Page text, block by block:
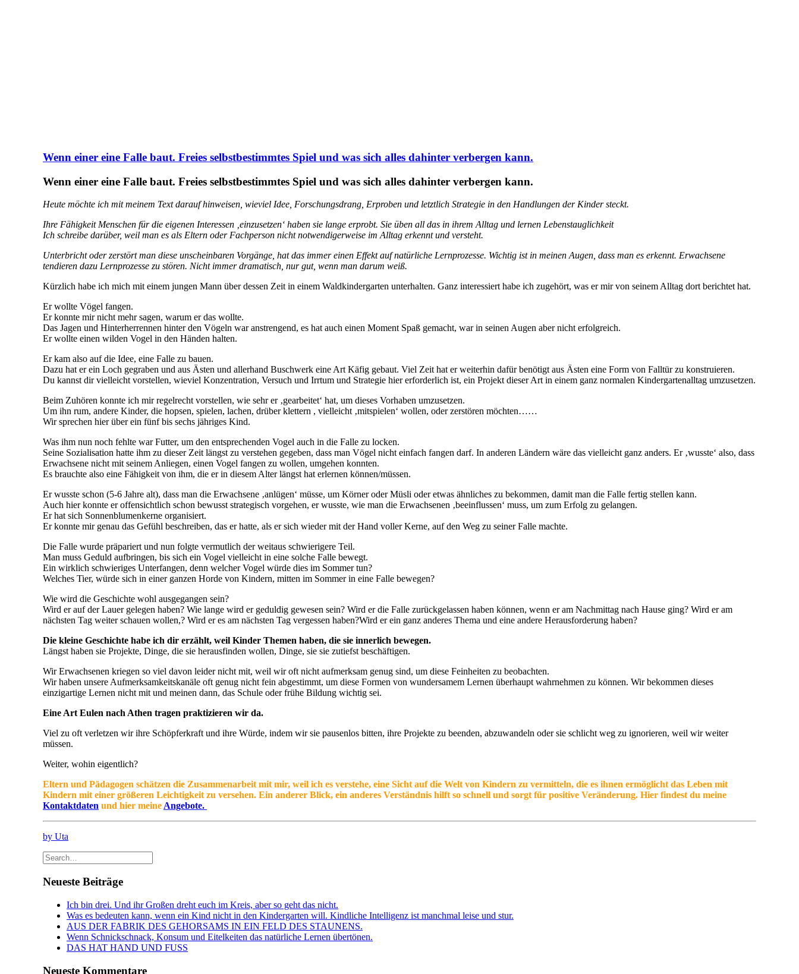
Wenn einer eine Falle baut. Freies selbstbestimmtes Spiel und was sich alles dahinter verbergen kann.
Wenn einer eine Falle baut. Freies selbstbestimmtes Spiel und was sich alles dahinter verbergen kann.
Heute möchte ich mit meinem Text darauf hinweisen, wieviel Idee, Forschungsdrang, Erproben und letztlich Strategie in den Handlungen der Kinder steckt.
Ihre Fähigkeit Menschen für die eigenen Interessen ‚einzusetzen‘ haben sie lange erprobt. Sie üben all das in ihrem Alltag und lernen Lebenstauglichkeit
Ich schreibe darüber, weil man es als Eltern oder Fachperson nicht notwendigerweise im Alltag erkennt und versteht.
Unterbricht oder zerstört man diese unscheinbaren Vorgänge, hat das immer einen Effekt auf natürliche Lernprozesse. Wichtig ist in meinen Augen, dass man es erkennt. Erwachsene
tendieren dazu Lernprozesse zu stören. Nicht immer dramatisch, nur gut, wenn man darum weiß.
Kürzlich habe ich mich mit einem jungen Mann über dessen Zeit in einem Waldkindergarten unterhalten. Ganz interessiert habe ich zugehört, was er mir von seinem Alltag dort berichtet hat.
Er wollte Vögel fangen.
Er konnte mir nicht mehr sagen, warum er das wollte.
Das Jagen und Hinterherrennen hinter den Vögeln war anstrengend, es hat auch einen Moment Spaß gemacht, war in seinen Augen aber nicht erfolgreich.
Er wollte einen wilden Vogel in den Händen halten.
Er kam also auf die Idee, eine Falle zu bauen.
Dazu hat er ein Loch gegraben und aus Ästen und allerhand Buschwerk eine Art Käfig gebaut. Viel Zeit hat er weiterhin dafür benötigt aus Ästen eine Form von Falltür zu konstruieren.
Du kannst dir vielleicht vorstellen, wieviel Konzentration, Versuch und Irrtum und Strategie hier erforderlich ist, ein Projekt dieser Art in einem ganz normalen Kindergartenalltag umzusetzen.
Beim Zuhören konnte ich mir regelrecht vorstellen, wie sehr er ‚gearbeitet‘ hat, um dieses Vorhaben umzusetzen.
Um ihn rum, andere Kinder, die hopsen, spielen, lachen, drüber klettern , vielleicht ‚mitspielen‘ wollen, oder zerstören möchten……
Wir sprechen hier über ein fünf bis sechs jähriges Kind.
Was ihm nun noch fehlte war Futter, um den entsprechenden Vogel auch in die Falle zu locken.
Seine Sozialisation hatte ihm zu dieser Zeit längst zu verstehen gegeben, dass man Vögel nicht einfach fangen darf. In anderen Ländern wäre das vielleicht ganz anders. Er ‚wusste‘ also, dass
Erwachsene nicht mit seinem Anliegen, einen Vogel fangen zu wollen, umgehen konnten.
Es brauchte also eine Fähigkeit von ihm, die er in diesem Alter längst hat erlernen können/müssen.
Er wusste schon (5-6 Jahre alt), dass man die Erwachsene ‚anlügen‘ müsse, um Körner oder Müsli oder etwas ähnliches zu bekommen, damit man die Falle fertig stellen kann.
Auch hier konnte er offensichtlich schon bewusst strategisch vorgehen, er wusste, wie man die Erwachsenen ‚beeinflussen‘ muss, um zum Erfolg zu gelangen.
Er hat sich Sonnenblumenkerne organisiert.
Er konnte mir genau das Gefühl beschreiben, das er hatte, als er sich wieder mit der Hand voller Kerne, auf den Weg zu seiner Falle machte.
Die Falle wurde präpariert und nun folgte vermutlich der weitaus schwierigere Teil.
Man muss Geduld aufbringen, bis sich ein Vogel vielleicht in eine solche Falle bewegt.
Ein wirklich schwieriges Unterfangen, denn welcher Vogel würde dies im Sommer tun?
Welches Tier, würde sich in einer ganzen Horde von Kindern, mitten im Sommer in eine Falle bewegen?
Wie wird die Geschichte wohl ausgegangen sein?
Wird er auf der Lauer gelegen haben? Wie lange wird er geduldig gewesen sein? Wird er die Falle zurückgelassen haben können, wenn er am Nachmittag nach Hause ging? Wird er am
nächsten Tag weiter schauen wollen,? Wird er es am nächsten Tag vergessen haben?Wird er ein ganz anderes Thema und eine andere Herausforderung haben?
Die kleine Geschichte habe ich dir erzählt, weil Kinder Themen haben, die sie innerlich bewegen.
Längst haben sie Projekte, Dinge, die sie herausfinden wollen, Dinge, sie sie zutiefst beschäftigen.
Wir Erwachsenen kriegen so viel davon leider nicht mit, weil wir oft nicht aufmerksam genug sind, um diese Feinheiten zu beobachten.
Wir haben unsere Aufmerksamkeitskanäle oft genug nicht fein abgestimmt, um diese Formen von wundersamem Lernen überhaupt wahrnehmen zu können. Wir bekommen dieses
einzigartige Lernen nicht mit und meinen dann, das Schule oder frühe Bildung wichtig sei.
Eine Art Eulen nach Athen tragen praktizieren wir da.
Viel zu oft verletzen wir ihre Schöpferkraft und ihre Würde, indem wir sie pausenlos bitten, ihre Projekte zu beenden, abzuwandeln oder sie schlicht weg zu ignorieren, weil wir weiter
müssen.
Weiter, wohin eigentlich?
Eltern und Pädagogen schätzen die Zusammenarbeit mit mir, weil ich es verstehe, eine Sicht auf die Welt von Kindern zu vermitteln, die es ihnen ermöglicht das Leben mit
Kindern mit einer größeren Leichtigkeit zu versehen. Ein anderer Blick, ein anderes Verständnis hilft so schnell und sorgt für positive Veränderung. Hier findest du meine
Kontaktdaten und hier meine Angebote.
by Uta
Neueste Beiträge
Ich bin drei. Und ihr Großen dreht euch im Kreis, aber so geht das nicht.
Was es bedeuten kann, wenn ein Kind nicht in den Kindergarten will. Kindliche Intelligenz ist manchmal leise und stur.
AUS DER FABRIK DES GEHORSAMS IN EIN FELD DES STAUNENS.
Wenn Schnickschnack, Konsum und Eitelkeiten das natürliche Lernen übertönen.
DAS HAT HAND UND FUSS
Neueste Kommentare